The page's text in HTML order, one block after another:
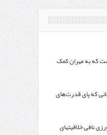
که به مهران کمک
که پای قدرت‌های
نافی خلاقیتهای